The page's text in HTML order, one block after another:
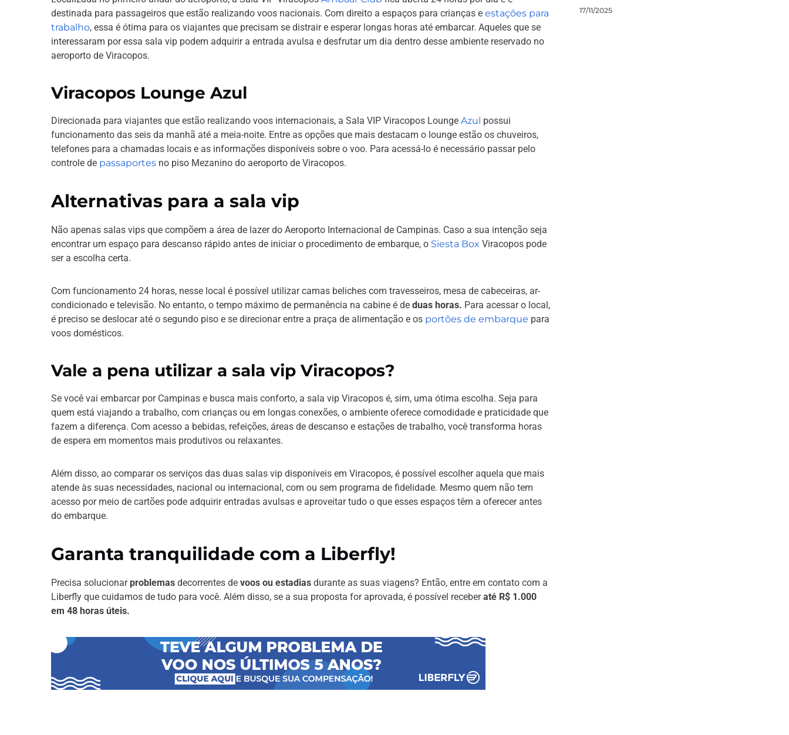
destinada para passageiros que estão realizando voos nacionais. Com direito a espaços para crianças e estações para
trabalho, essa é ótima para os viajantes que precisam se distrair e esperar longas horas até embarcar. Aqueles que se
interessaram por essa sala vip podem adquirir a entrada avulsa e desfrutar um dia dentro desse ambiente reservado no
aeroporto de Viracopos.
Viracopos Lounge Azul
Direcionada para viajantes que estão realizando voos internacionais, a Sala VIP Viracopos Lounge Azul possui
funcionamento das seis da manhã até a meia-noite. Entre as opções que mais destacam o lounge estão os chuveiros,
telefones para a chamadas locais e as informações disponíveis sobre o voo. Para acessá-lo é necessário passar pelo
controle de passaportes no piso Mezanino do aeroporto de Viracopos.
Alternativas para a sala vip
Não apenas salas vips que compõem a área de lazer do Aeroporto Internacional de Campinas. Caso a sua intenção seja
encontrar um espaço para descanso rápido antes de iniciar o procedimento de embarque, o Siesta Box Viracopos pode
ser a escolha certa.
Com funcionamento 24 horas, nesse local é possível utilizar camas beliches com travesseiros, mesa de cabeceiras, ar-
condicionado e televisão. No entanto, o tempo máximo de permanência na cabine é de duas horas. Para acessar o local,
é preciso se deslocar até o segundo piso e se direcionar entre a praça de alimentação e os portões de embarque para
voos domésticos.
Vale a pena utilizar a sala vip Viracopos?
Se você vai embarcar por Campinas e busca mais conforto, a sala vip Viracopos é, sim, uma ótima escolha. Seja para
quem está viajando a trabalho, com crianças ou em longas conexões, o ambiente oferece comodidade e praticidade que
fazem a diferença. Com acesso a bebidas, refeições, áreas de descanso e estações de trabalho, você transforma horas
de espera em momentos mais produtivos ou relaxantes.
Além disso, ao comparar os serviços das duas salas vip disponíveis em Viracopos, é possível escolher aquela que mais
atende às suas necessidades, nacional ou internacional, com ou sem programa de fidelidade. Mesmo quem não tem
acesso por meio de cartões pode adquirir entradas avulsas e aproveitar tudo o que esses espaços têm a oferecer antes
do embarque.
Garanta tranquilidade com a Liberfly!
Precisa solucionarproblemas decorrentes de voos ou estadias durante as suas viagens? Então, entre em contato com a
Liberfly que cuidamos de tudo para você. Além disso, se a sua proposta for aprovada, é possível receberaté R$ 1.000
em 48 horas úteis.
17/11/2025